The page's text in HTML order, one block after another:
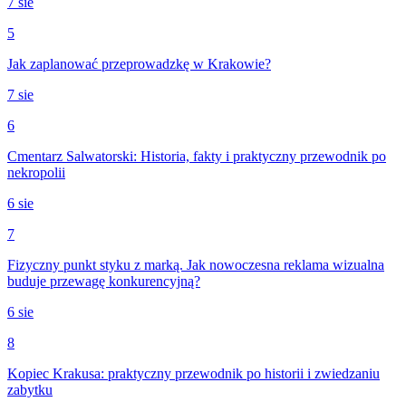
5
Jak zaplanować przeprowadzkę w Krakowie?
7 sie
6
Cmentarz Salwatorski: Historia, fakty i praktyczny przewodnik po
nekropolii
6 sie
7
Fizyczny punkt styku z marką. Jak nowoczesna reklama wizualna
buduje przewagę konkurencyjną?
6 sie
8
Kopiec Krakusa: praktyczny przewodnik po historii i zwiedzaniu
zabytku